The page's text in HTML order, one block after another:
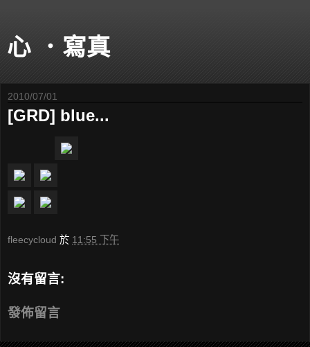
心 ．寫真
2010/07/01
[GRD] blue...
fleecycloud 於 11:55 下午
沒有留言:
發佈留言